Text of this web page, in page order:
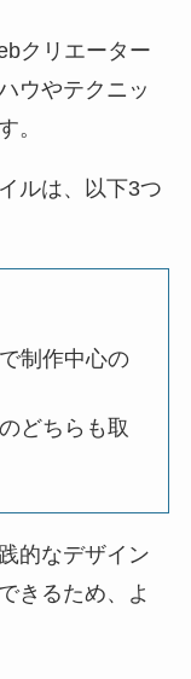
クリエーター
ウやテクニッ
。
ルは、以下3つ
制作中心の
どちらも取
的なデザイン
きるため、よ